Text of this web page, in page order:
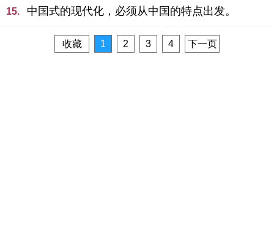
15. 中国式的现代化，必须从中国的特点出发。
收藏 1 2 3 4 下一页